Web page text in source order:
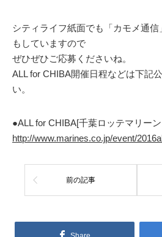
シティライフ紙面でも「カモメ通
もしていますので
ぜひぜひご応募くださいね。
ALL for CHIBA開催日程などは下記
い。
●ALL for CHIBA[千葉ロッテマリー
http://www.marines.co.jp/event/
前の記事